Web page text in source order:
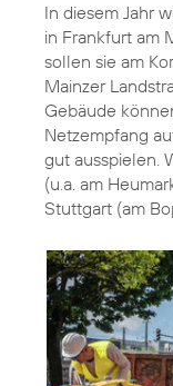
In diesem Jahr
in Frankfurt am
sollen sie am
Mainzer
Gebäude
Netzempfang
gut ausspielen.
(u.a. am
Stuttgart (am